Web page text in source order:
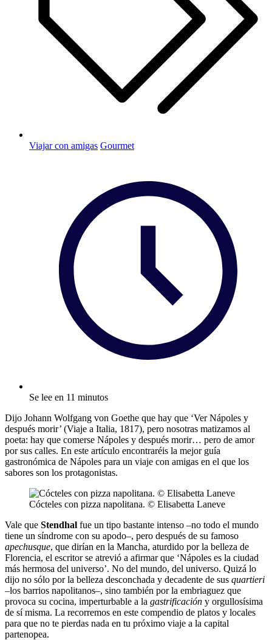
Viajar con amigas Gourmet
Se lee en 11 minutos
Dijo Johann Wolfgang von Goethe que hay que ‘Ver Nápoles y
después morir’ (Viaje a Italia, 1817), pero nosotras matizamos al
poeta: hay que comerse Nápoles y después morir… pero de amor
por sus calles. En este artículo encontraréis la mejor guía
gastronómica de Nápoles para un viaje con amigas en el que los
sabores son los protagonistas.
Cócteles con pizza napolitana. © Elisabetta Laneve
Vale que Stendhal fue un tipo bastante intenso –no todo el mundo
tiene un síndrome con su apodo–, pero después de su famoso
apechusque, que dirían en la Mancha, aturdido por la belleza de
Florencia, el escritor se atrevió a afirmar que ‘Nápoles es la ciudad
más hermosa del universo’. No del mundo, del universo. Quizá lo
dijo no sólo por la belleza desconchada y decadente de sus quartieri
–los barrios napolitanos–, sino también por la embriaguez que
provoca su cocina, imperturbable a la gastrificación y orgullosísima
de sí misma. La recorremos en este compendio de platos y locales
para que no te pierdas nada en tu próximo viaje a la capital
partenopea.